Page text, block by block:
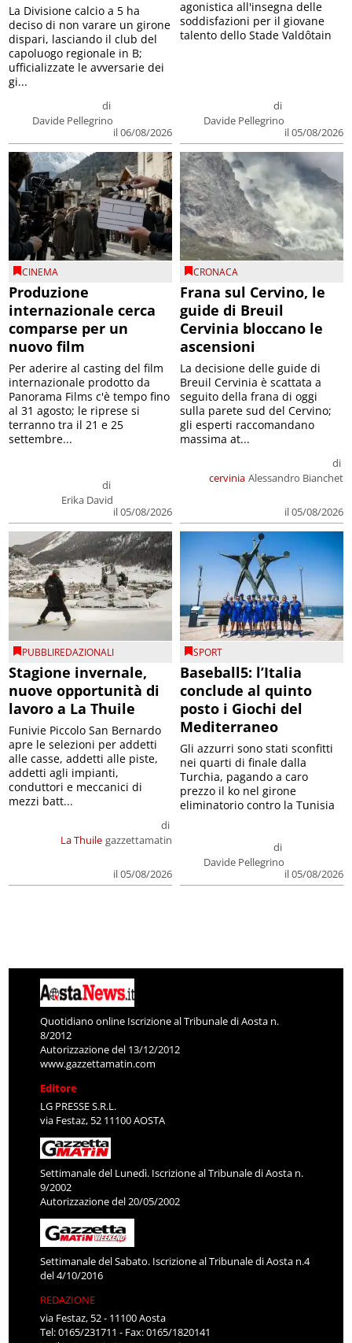
di
Davide Pellegrino
il 06/08/2026
La Divisione calcio a 5 ha
deciso di non varare un girone
dispari, lasciando il club del
capoluogo regionale in B;
ufficializzate le avversarie dei
gi...
di
Davide Pellegrino
il 05/08/2026
agonistica all'insegna delle
soddisfazioni per il giovane
talento dello Stade Valdôtain
CINEMA
Produzione
internazionale cerca
comparse per un
nuovo film
di
Erika David
il 05/08/2026
Per aderire al casting del film
internazionale prodotto da
Panorama Films c'è tempo fino
al 31 agosto; le riprese si
terranno tra il 21 e 25
settembre...
CRONACA
Frana sul Cervino, le
guide di Breuil
Cervinia bloccano le
ascensioni
cervinia
di
Alessandro Bianchet
il 05/08/2026
La decisione delle guide di
Breuil Cervinia è scattata a
seguito della frana di oggi
sulla parete sud del Cervino;
gli esperti raccomandano
massima at...
PUBBLIREDAZIONALI
Stagione invernale,
nuove opportunità di
lavoro a La Thuile
La Thuile
di
gazzettamatin
il 05/08/2026
Funivie Piccolo San Bernardo
apre le selezioni per addetti
alle casse, addetti alle piste,
addetti agli impianti,
conduttori e meccanici di
mezzi batt...
SPORT
Baseball5: l’Italia
conclude al quinto
posto i Giochi del
Mediterraneo
di
Davide Pellegrino
il 05/08/2026
Gli azzurri sono stati sconfitti
nei quarti di finale dalla
Turchia, pagando a caro
prezzo il ko nel girone
eliminatorio contro la Tunisia
Quotidiano online Iscrizione al Tribunale di Aosta n.
8/2012
Autorizzazione del 13/12/2012
www.gazzettamatin.com
Editore
LG PRESSE S.R.L.
via Festaz, 52 11100 AOSTA
Settimanale del Lunedì. Iscrizione al Tribunale di Aosta n.
9/2002
Autorizzazione del 20/05/2002
Settimanale del Sabato. Iscrizione al Tribunale di Aosta n.4
del 4/10/2016
REDAZIONE
via Festaz, 52 - 11100 Aosta
Tel: 0165/231711 - Fax: 0165/1820141